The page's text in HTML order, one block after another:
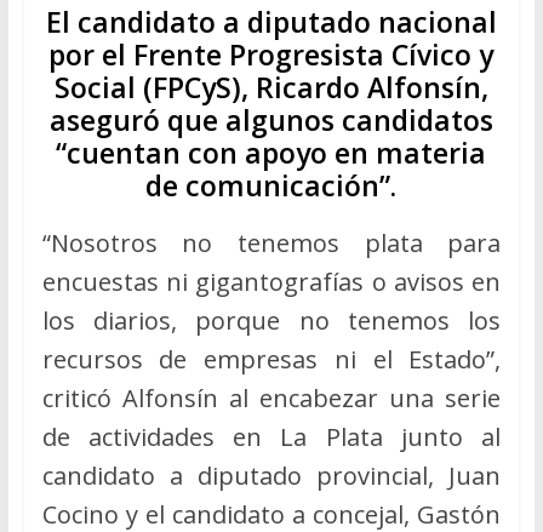
El candidato a diputado nacional
por el Frente Progresista Cívico y
Social (FPCyS), Ricardo Alfonsín,
aseguró que algunos candidatos
“cuentan con apoyo en materia
de comunicación”.
“Nosotros no tenemos plata para
encuestas ni gigantografías o avisos en
los diarios, porque no tenemos los
recursos de empresas ni el Estado”,
criticó Alfonsín al encabezar una serie
de actividades en La Plata junto al
candidato a diputado provincial, Juan
Cocino y el candidato a concejal, Gastón